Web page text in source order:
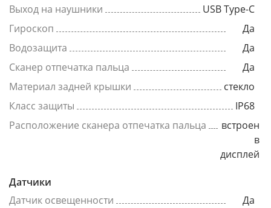
Выход на наушники
USB Type-C
Гироскоп
Да
Водозащита
Да
Сканер отпечатка пальца
Да
Материал задней крышки
стекло
Класс защиты
IP68
Расположение сканера отпечатка пальца
встроен
в
дисплей
Датчики
Датчик освещенности
Да